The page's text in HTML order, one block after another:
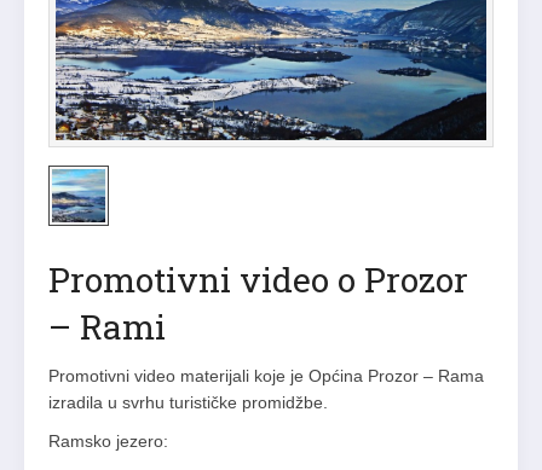
Promotivni video o Prozor
– Rami
Promotivni video materijali koje je Općina Prozor – Rama
izradila u svrhu turističke promidžbe.
Ramsko jezero: